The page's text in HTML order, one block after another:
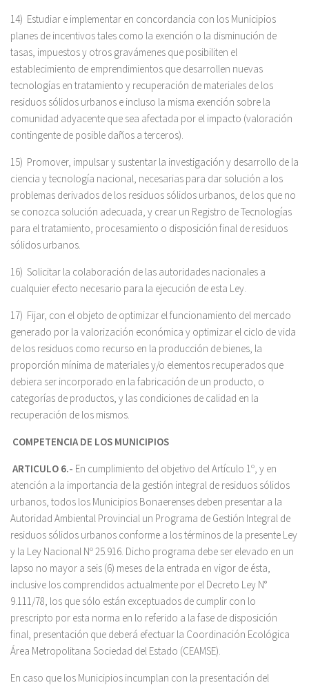
14) Estudiar e implementar en concordancia con los Municipios
planes de incentivos tales como la exención o la disminución de
tasas, impuestos y otros gravámenes que posibiliten el
establecimiento de emprendimientos que desarrollen nuevas
tecnologías en tratamiento y recuperación de materiales de los
residuos sólidos urbanos e incluso la misma exención sobre la
comunidad adyacente que sea afectada por el impacto (valoración
contingente de posible daños a terceros).
15) Promover, impulsar y sustentar la investigación y desarrollo de la
ciencia y tecnología nacional, necesarias para dar solución a los
problemas derivados de los residuos sólidos urbanos, de los que no
se conozca solución adecuada, y crear un Registro de Tecnologías
para el tratamiento, procesamiento o disposición final de residuos
sólidos urbanos.
16) Solicitar la colaboración de las autoridades nacionales a
cualquier efecto necesario para la ejecución de esta Ley.
17) Fijar, con el objeto de optimizar el funcionamiento del mercado
generado por la valorización económica y optimizar el ciclo de vida
de los residuos como recurso en la producción de bienes, la
proporción mínima de materiales y/o elementos recuperados que
debiera ser incorporado en la fabricación de un producto, o
categorías de productos, y las condiciones de calidad en la
recuperación de los mismos.
COMPETENCIA DE LOS MUNICIPIOS
ARTICULO 6.- En cumplimiento del objetivo del Artículo 1º, y en
atención a la importancia de la gestión integral de residuos sólidos
urbanos, todos los Municipios Bonaerenses deben presentar a la
Autoridad Ambiental Provincial un Programa de Gestión Integral de
residuos sólidos urbanos conforme a los términos de la presente Ley
y la Ley Nacional Nº 25.916. Dicho programa debe ser elevado en un
lapso no mayor a seis (6) meses de la entrada en vigor de ésta,
inclusive los comprendidos actualmente por el Decreto Ley N°
9.111/78, los que sólo están exceptuados de cumplir con lo
prescripto por esta norma en lo referido a la fase de disposición
final, presentación que deberá efectuar la Coordinación Ecológica
Área Metropolitana Sociedad del Estado (CEAMSE).
En caso que los Municipios incumplan con la presentación del